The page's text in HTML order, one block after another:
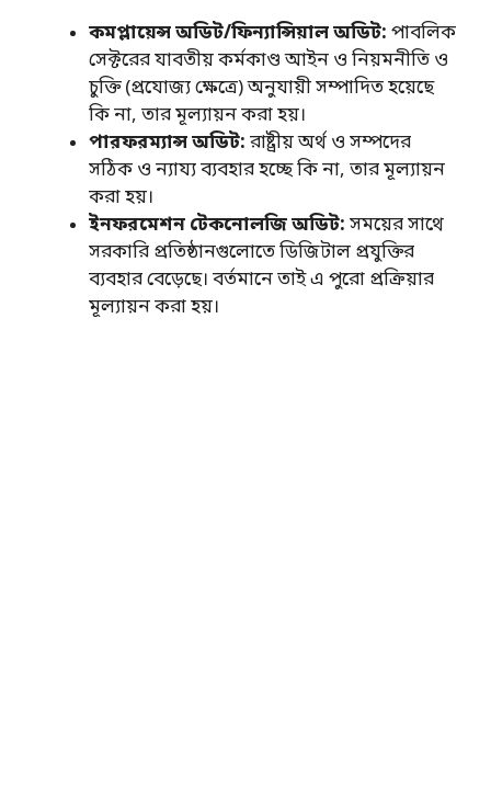
কমপ্লায়েন্স অডিট/ফিন্যান্সিয়াল অডিট: পাবলিক
সেক্টরের যাবতীয় কর্মকাণ্ড আইন ও নিয়মনীতি ও
চুক্তি (প্রযোজ্য ক্ষেত্রে) অনুযায়ী সম্পাদিত হয়েছে
কি না, তার মূল্যায়ন করা হয়।
পারফরম্যান্স অডিট: রাষ্ট্রীয় অর্থ ও সম্পদের
সঠিক ও ন্যায্য ব্যবহার হচ্ছে কি না, তার মূল্যায়ন
করা হয়।
ইনফরমেশন টেকনোলজি অডিট: সময়ের সাথে
সরকারি প্রতিষ্ঠানগুলোতে ডিজিটাল প্রযুক্তির
ব্যবহার বেড়েছে। বর্তমানে তাই এ পুরো প্রক্রিয়ার
মূল্যায়ন করা হয়।